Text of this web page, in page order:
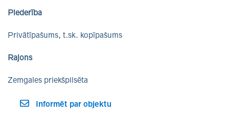
Piederība
Privātīpašums, t.sk. kopīpašums
Rajons
Zemgales priekšpilsēta
Informēt par objektu